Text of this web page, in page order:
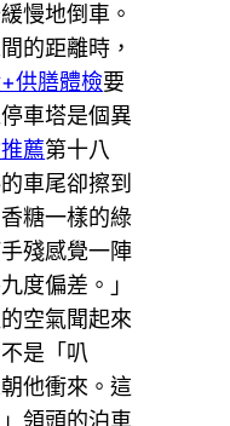
慢地倒車。
的距離時，
供膳體檢要
車塔是個異
薦第十八
車尾卻擦到
糖一樣的綠
殘感覺一陣
度偏差。」
空氣聞起來
是「叭
他衝來。這
領頭的泊車